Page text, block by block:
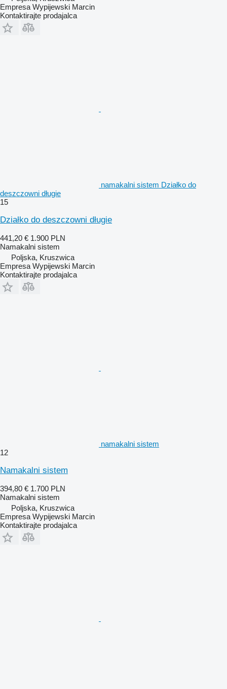
Empresa Wypijewski Marcin
Kontaktirajte prodajalca
namakalni sistem Działko do
deszczowni długie
15
Działko do deszczowni długie
441,20 € 1.900 PLN
Namakalni sistem
Poljska, Kruszwica
Empresa Wypijewski Marcin
Kontaktirajte prodajalca
namakalni sistem
12
Namakalni sistem
394,80 € 1.700 PLN
Namakalni sistem
Poljska, Kruszwica
Empresa Wypijewski Marcin
Kontaktirajte prodajalca